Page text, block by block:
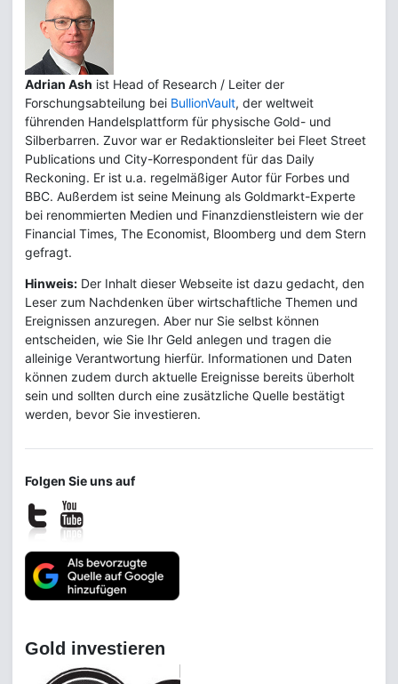
Adrian Ash ist Head of Research / Leiter der
Forschungsabteilung bei BullionVault, der weltweit
führenden Handelsplattform für physische Gold- und
Silberbarren. Zuvor war er Redaktionsleiter bei Fleet Street
Publications und City-Korrespondent für das Daily
Reckoning. Er ist u.a. regelmäßiger Autor für Forbes und
BBC. Außerdem ist seine Meinung als Goldmarkt-Experte
bei renommierten Medien und Finanzdienstleistern wie der
Financial Times, The Economist, Bloomberg und dem Stern
gefragt.
Hinweis: Der Inhalt dieser Webseite ist dazu gedacht, den
Leser zum Nachdenken über wirtschaftliche Themen und
Ereignissen anzuregen. Aber nur Sie selbst können
entscheiden, wie Sie Ihr Geld anlegen und tragen die
alleinige Verantwortung hierfür. Informationen und Daten
können zudem durch aktuelle Ereignisse bereits überholt
sein und sollten durch eine zusätzliche Quelle bestätigt
werden, bevor Sie investieren.
Folgen Sie uns auf
Gold investieren